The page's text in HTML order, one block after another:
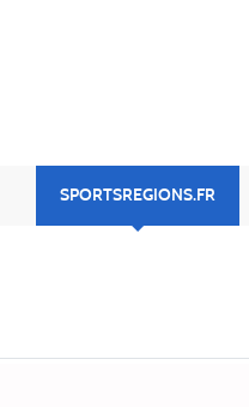
SPORTSREGIONS.FR